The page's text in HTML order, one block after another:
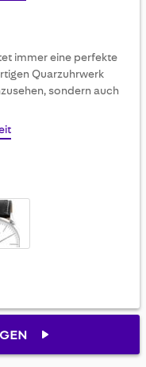
immer eine perfekte
Quarzuhrwerk
sondern auch